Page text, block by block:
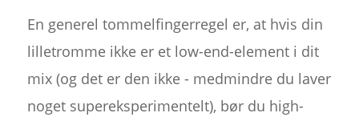
En generel tommelfingerregel er, at hvis din
lilletromme ikke er et low-end-element i dit
mix (og det er den ikke - medmindre du laver
noget supereksperimentelt), bør du high-